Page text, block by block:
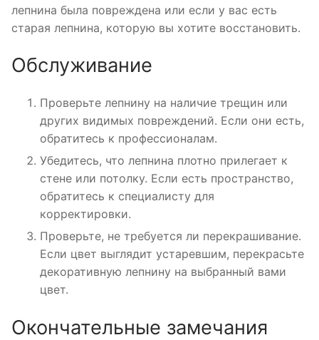
лепнина была повреждена или если у вас есть
старая лепнина, которую вы хотите восстановить.
Обслуживание
Проверьте лепнину на наличие трещин или
других видимых повреждений. Если они есть,
обратитесь к профессионалам.
Убедитесь, что лепнина плотно прилегает к
стене или потолку. Если есть пространство,
обратитесь к специалисту для
корректировки.
Проверьте, не требуется ли перекрашивание.
Если цвет выглядит устаревшим, перекрасьте
декоративную лепнину на выбранный вами
цвет.
Окончательные замечания